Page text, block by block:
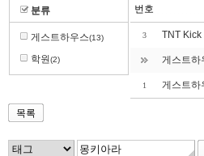
분류
게스트하우스(13)
학원(2)
번호
3 TNT
게스트하
1 게스트하
목록